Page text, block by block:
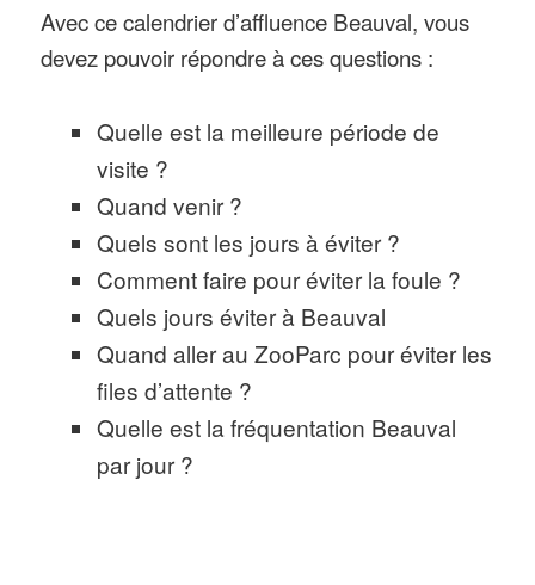
Avec ce calendrier d’affluence Beauval, vous
devez pouvoir répondre à ces questions :
Quelle est la meilleure période de
visite ?
Quand venir ?
Quels sont les jours à éviter ?
Comment faire pour éviter la foule ?
Quels jours éviter à Beauval
Quand aller au ZooParc pour éviter les
files d’attente ?
Quelle est la fréquentation Beauval
par jour ?